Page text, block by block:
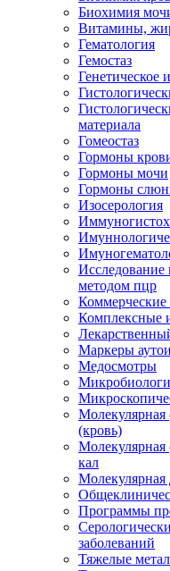
Биохимия
Витамины,
Гематология
Гемостаз
Генетическое
материала
Гомеостаз
Гормоны
Гормоны мочи
Гормоны
Изосерология
Исследование
методом пцр
Комплексные
Маркеры
Медосмотры
Молекулярная
(кровь)
Молекулярная
кал
Молекулярная
Программы
заболеваний
Тяжелые